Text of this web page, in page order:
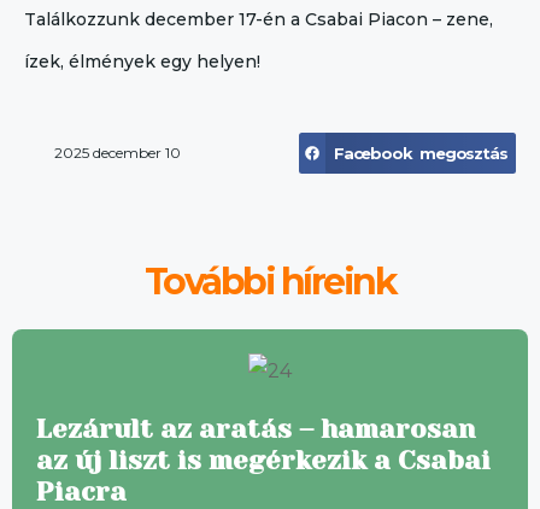
Találkozzunk december 17-én a Csabai Piacon – zene,
ízek, élmények egy helyen!
2025 december 10 Facebook megosztás
További híreink
Lezárult az aratás – hamarosan
az új liszt is megérkezik a Csabai
Piacra